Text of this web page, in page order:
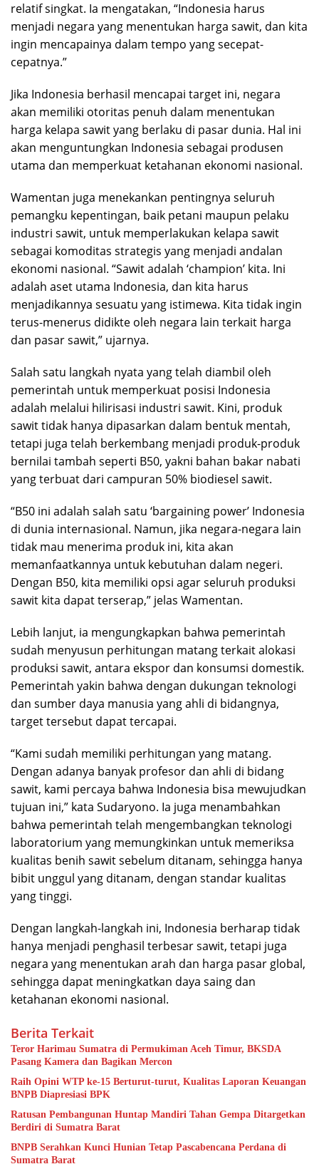
relatif singkat. Ia mengatakan, “Indonesia harus
menjadi negara yang menentukan harga sawit, dan kita
ingin mencapainya dalam tempo yang secepat-
cepatnya.”
Jika Indonesia berhasil mencapai target ini, negara
akan memiliki otoritas penuh dalam menentukan
harga kelapa sawit yang berlaku di pasar dunia. Hal ini
akan menguntungkan Indonesia sebagai produsen
utama dan memperkuat ketahanan ekonomi nasional.
Wamentan juga menekankan pentingnya seluruh
pemangku kepentingan, baik petani maupun pelaku
industri sawit, untuk memperlakukan kelapa sawit
sebagai komoditas strategis yang menjadi andalan
ekonomi nasional. “Sawit adalah ‘champion’ kita. Ini
adalah aset utama Indonesia, dan kita harus
menjadikannya sesuatu yang istimewa. Kita tidak ingin
terus-menerus didikte oleh negara lain terkait harga
dan pasar sawit,” ujarnya.
Salah satu langkah nyata yang telah diambil oleh
pemerintah untuk memperkuat posisi Indonesia
adalah melalui hilirisasi industri sawit. Kini, produk
sawit tidak hanya dipasarkan dalam bentuk mentah,
tetapi juga telah berkembang menjadi produk-produk
bernilai tambah seperti B50, yakni bahan bakar nabati
yang terbuat dari campuran 50% biodiesel sawit.
“B50 ini adalah salah satu ‘bargaining power’ Indonesia
di dunia internasional. Namun, jika negara-negara lain
tidak mau menerima produk ini, kita akan
memanfaatkannya untuk kebutuhan dalam negeri.
Dengan B50, kita memiliki opsi agar seluruh produksi
sawit kita dapat terserap,” jelas Wamentan.
Lebih lanjut, ia mengungkapkan bahwa pemerintah
sudah menyusun perhitungan matang terkait alokasi
produksi sawit, antara ekspor dan konsumsi domestik.
Pemerintah yakin bahwa dengan dukungan teknologi
dan sumber daya manusia yang ahli di bidangnya,
target tersebut dapat tercapai.
“Kami sudah memiliki perhitungan yang matang.
Dengan adanya banyak profesor dan ahli di bidang
sawit, kami percaya bahwa Indonesia bisa mewujudkan
tujuan ini,” kata Sudaryono. Ia juga menambahkan
bahwa pemerintah telah mengembangkan teknologi
laboratorium yang memungkinkan untuk memeriksa
kualitas benih sawit sebelum ditanam, sehingga hanya
bibit unggul yang ditanam, dengan standar kualitas
yang tinggi.
Dengan langkah-langkah ini, Indonesia berharap tidak
hanya menjadi penghasil terbesar sawit, tetapi juga
negara yang menentukan arah dan harga pasar global,
sehingga dapat meningkatkan daya saing dan
ketahanan ekonomi nasional.
Berita Terkait
Teror Harimau Sumatra di Permukiman Aceh Timur, BKSDA
Pasang Kamera dan Bagikan Mercon
Raih Opini WTP ke-15 Berturut-turut, Kualitas Laporan Keuangan
BNPB Diapresiasi BPK
Ratusan Pembangunan Huntap Mandiri Tahan Gempa Ditargetkan
Berdiri di Sumatra Barat
BNPB Serahkan Kunci Hunian Tetap Pascabencana Perdana di
Sumatra Barat